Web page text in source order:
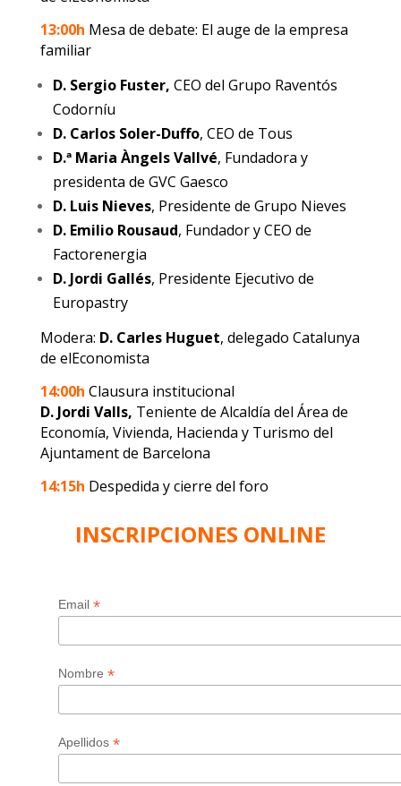
13:00h Mesa de debate: El auge de la empresa
familiar
D. Sergio Fuster, CEO del Grupo Raventós
Codorníu
D. Carlos Soler-Duffo, CEO de Tous
D.ª Maria Àngels Vallvé, Fundadora y
presidenta de GVC Gaesco
D. Luis Nieves, Presidente de Grupo Nieves
D. Emilio Rousaud, Fundador y CEO de
Factorenergia
D. Jordi Gallés, Presidente Ejecutivo de
Europastry
Modera: D. Carles Huguet, delegado Catalunya
de elEconomista
14:00h Clausura institucional
D. Jordi Valls, Teniente de Alcaldía del Área de
Economía, Vivienda, Hacienda y Turismo del
Ajuntament de Barcelona
14:15h Despedida y cierre del foro
INSCRIPCIONES ONLINE
Email *
Nombre *
Apellidos *